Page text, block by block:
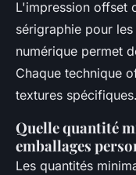
L'impression offset
sérigraphie pour les
numérique permet
Chaque technique
textures spécifiques.
Quelle quantité
emballages
Les quantités